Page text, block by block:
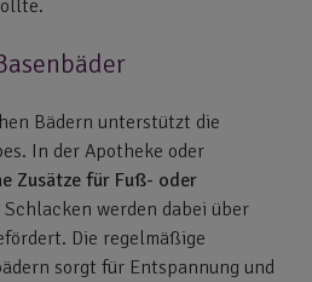
Bädern unterstützt die
In der Apotheke oder
Zusätze für Fuß- oder
werden dabei über
Die regelmäßige
sorgt für Entspannung und